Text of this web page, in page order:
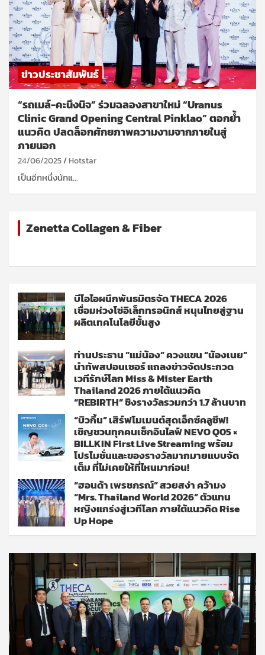
ข่าวประชาสัมพันธ์
“รถเมล์-คะนึงนิจ” ร่วมฉลองสาขาใหม่ “Uranus
Clinic Grand Opening Central Pinklao” ตอกย้ำ
แนวคิด ปลดล็อกศักยภาพความงามจากภายในสู่
ภายนอก
24/06/2025 Hotstar
เป็นอีกหนึ่งนักแ…
Zenetta Collagen & Fiber
บีโอไอผนึกพันธมิตรจัด THECA 2026
เชื่อมห่วงโซ่อิเล็กทรอนิกส์ หนุนไทยสู่ฐาน
ผลิตเทคโนโลยีขั้นสูง
ท่านประธาน “แม่น้อง” ควงแขน “น้องเนย”
นำทัพสปอนเซอร์ แถลงข่าวจัดประกวด
เวทีรักษ์โลก Miss & Mister Earth
Thailand 2026 ภายใต้แนวคิด
“REBIRTH” ชิงรางวัลรวมกว่า 1.7 ล้านบาท
“บิวกิ้น” เสิร์ฟโมเมนต์สุดเอ็กซ์คลูซีฟ!
เชิญชวนทุกคนเช็กอินไลฟ์ NEVO Q05 ×
BILLKIN First Live Streaming พร้อม
โปรโมชั่นและของรางวัลมากมายแบบจัด
เต็ม ที่ไม่เคยให้ที่ไหนมาก่อน!
“ฮอนด้า เพรชภรณ์” สวยสง่า คว้ามง
“Mrs. Thailand World 2026” ตัวแทน
หญิงแกร่งสู่เวทีโลก ภายใต้แนวคิด Rise
Up Hope